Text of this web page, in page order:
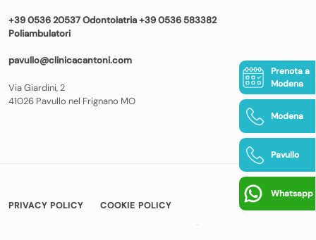
Prenota a
Modena
Modena
Pavullo
Whatsapp
+39 0536 20537 Odontoiatria +39 0536 583382
Poliambulatori
pavullo@clinicacantoni.com
Via Giardini, 2
41026 Pavullo nel Frignano MO
PRIVACY POLICY COOKIE POLICY